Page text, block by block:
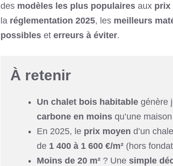
des modèles les plus populaires aux prix
la réglementation 2025, les meilleurs
possibles et erreurs à éviter.
À retenir
Un chalet bois habitable génère
carbone en moins qu’une
En 2025, le prix moyen d’un
de 1 400 à 1 600 €/m² (hors
Moins de 20 m² ? Une simple